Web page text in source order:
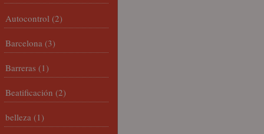
Autocontrol (2)
Barcelona (3)
Barreras (1)
Beatificación (2)
belleza (1)